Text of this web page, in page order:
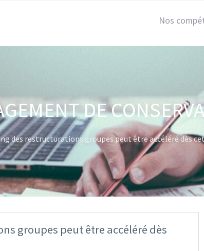
Nos
DE
des restructurations groupes peut être accéléré dès
groupes peut être accéléré dès